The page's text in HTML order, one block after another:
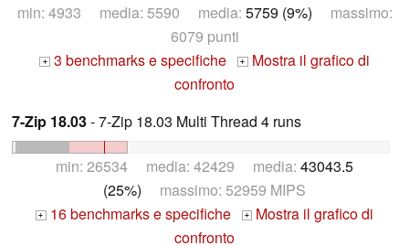
min: 4933 media: 5590 media: 5759 (9%) massimo:
6079 punti
+ 3 benchmarks e specifiche + Mostra il grafico di
confronto
7-Zip 18.03- 7-Zip 18.03 Multi Thread 4 runs
min: 26534 media: 42429 media: 43043.5
(25%) massimo: 52959 MIPS
+ 16 benchmarks e specifiche +
Mostra il grafico di
confronto